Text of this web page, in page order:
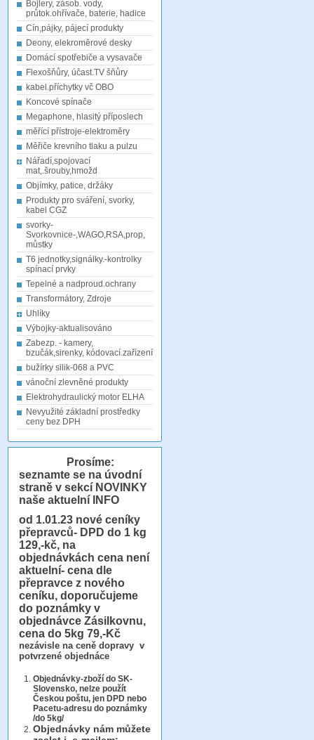
Bojlery, zásob. vody,
průtok.ohřívače, baterie, hadice
Cín,pájky, pájecí produkty
Deony, elekroměrové desky
Domácí spotřebiče a vysavače
Flexošňůry, účast.TV šňůry
kabel.příchytky vč OBO
Koncové spínače
Megaphone, hlasitý příposlech
měřící přístroje-elektroměry
Měřiče krevního tlaku a pulzu
Nářadí,spojovací
mat,.šrouby,hmožd
Objímky, patice, držáky
Produkty pro sváření, svorky,
kabel CGZ
svorky-
Svorkovnice-,WAGO,RSA,prop,
můstky
T6 jednotky,signálky.-kontrolky
spínací prvky
Tepelné a nadproud.ochrany
Transformátory, Zdroje
Uhlíky
Výbojky-aktualisováno
Zabezp. - kamery,
bzučák,sirenky, kódovací.zařízení
bužírky silik-068 a PVC
vánoční zlevněné produkty
Elektrohydraulický motor ELHA
Nevyužité základní prostředky
ceny bez DPH
Prosíme:
seznamte se na úvodní
straně v sekcí NOVINKY
naše aktuelní INFO
od 1.01.23 nové ceníky
přepravců- DPD do 1 kg
129,-kč, na
objednávkách cena není
aktuelní- cena dle
přepravce z nového
ceníku, doporučujeme
do poznámky v
objednávce Zásilkovnu,
cena do 5kg 79,-Kč
nezávisle na ceně dopravy v
potvrzené objednáce
Objednávky-zboží do SK-
Slovensko, nelze použít
Českou poštu, jen DPD nebo
Pacetu-adresu do poznámky
/do 5kg/
Objednávky nám můžete